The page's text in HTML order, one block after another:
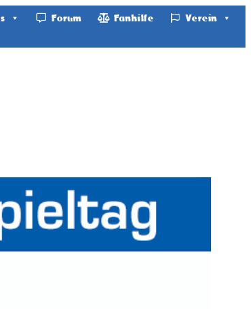
Forum Fanhilfe Verein